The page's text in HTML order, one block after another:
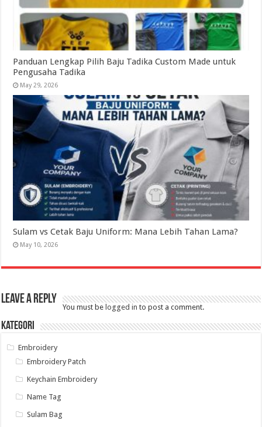
Panduan Lengkap Pilih Baju Tadika Custom Made untuk
Pengusaha Tadika
May 29, 2026
Sulam vs Cetak Baju Uniform: Mana Lebih Tahan Lama?
May 10, 2026
Leave a Reply
You must be logged in to post a comment.
Kategori
Embroidery
Embroidery Patch
Keychain Embroidery
Name Tag
Sulam Bag